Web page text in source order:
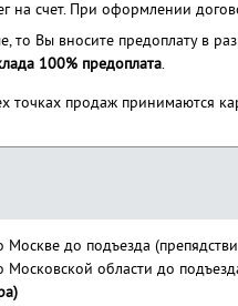
на счет. При оформлении
то Вы вносите предоплату в
100% предоплата.
точках продаж принимаются
Москвe до подъезда
Московской области до